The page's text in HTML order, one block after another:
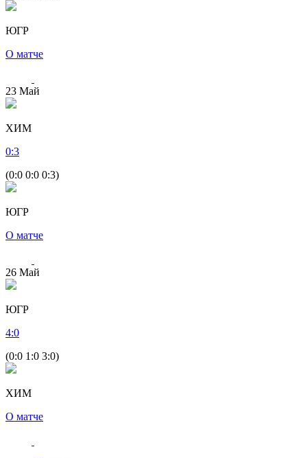
ЮГР
О матче
23 Май
ХИМ
0:3
(0:0 0:0 0:3)
ЮГР
О матче
26 Май
ЮГР
4:0
(0:0 1:0 3:0)
ХИМ
О матче